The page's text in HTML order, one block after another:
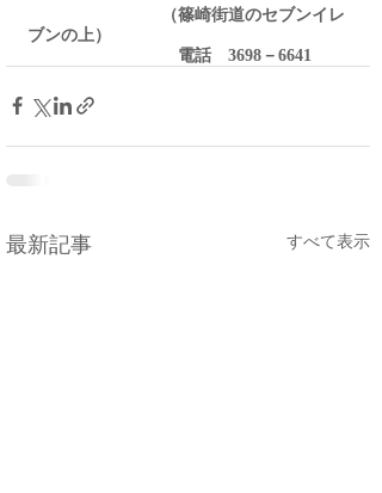
（篠崎街道のセブンイレ
ブンの上）
電話　3698－6641
最新記事 すべて表示